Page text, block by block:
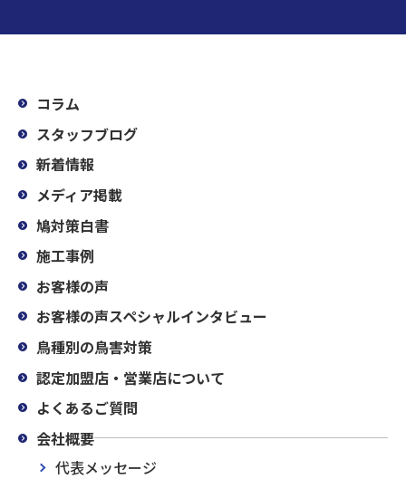
コラム
スタッフブログ
新着情報
メディア掲載
鳩対策白書
施工事例
お客様の声
お客様の声スペシャルインタビュー
鳥種別の鳥害対策
認定加盟店・営業店について
よくあるご質問
会社概要
代表メッセージ